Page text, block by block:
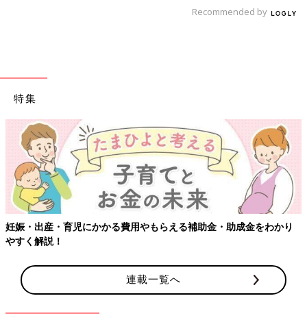
Recommended by
特集
妊娠・出産・育児にかかる費用やもらえる補助金・助成金をわかり
やすく解説！
連載一覧へ